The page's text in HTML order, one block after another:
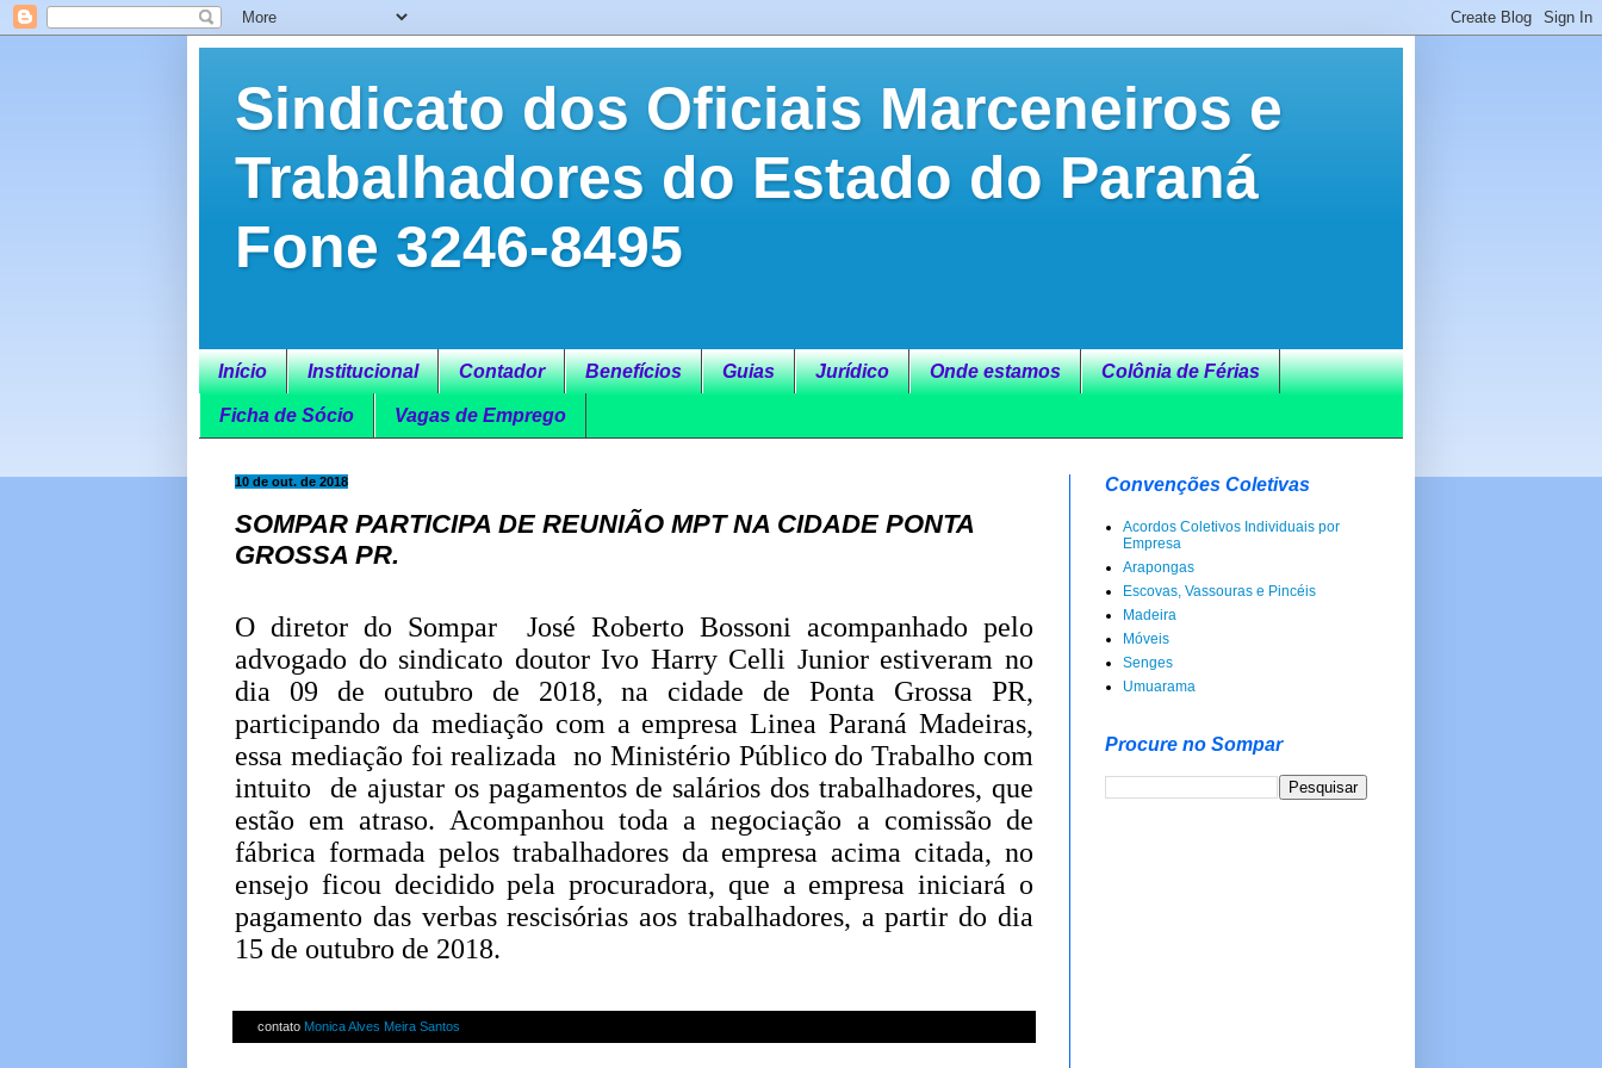
Sindicato dos Oficiais Marceneiros e
Trabalhadores do Estado do Paraná
Fone 3246-8495
Início Institucional Contador Benefícios Guias Jurídico Onde estamos Colônia de Férias
Ficha de Sócio Vagas de Emprego
10 de out. de 2018
SOMPAR PARTICIPA DE REUNIÃO MPT NA CIDADE PONTA
GROSSA PR.
O diretor do Sompar José Roberto Bossoni acompanhado pelo
advogado do sindicato doutor Ivo Harry Celli Junior estiveram no
dia 09 de outubro de 2018, na cidade de Ponta Grossa PR,
participando da mediação com a empresa Linea Paraná Madeiras,
essa mediação foi realizada no Ministério Público do Trabalho com
intuito de ajustar os pagamentos de salários dos trabalhadores, que
estão em atraso. Acompanhou toda a negociação a comissão de
fábrica formada pelos trabalhadores da empresa acima citada, no
ensejo ficou decidido pela procuradora, que a empresa iniciará o
pagamento das verbas rescisórias aos trabalhadores, a partir do dia
15 de outubro de 2018.
contato Monica Alves Meira Santos
Convenções Coletivas
Acordos Coletivos Individuais por
Empresa
Arapongas
Escovas, Vassouras e Pincéis
Madeira
Móveis
Senges
Umuarama
Procure no Sompar